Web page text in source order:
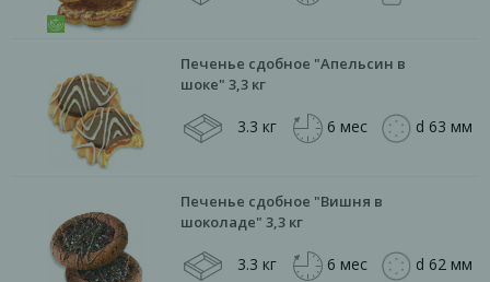
Печенье сдобное "Апельсин в
шоке" 3,3 кг
3.3 кг 6 мес d 63 мм
Печенье сдобное "Вишня в
шоколаде" 3,3 кг
3.3 кг 6 мес d 62 мм